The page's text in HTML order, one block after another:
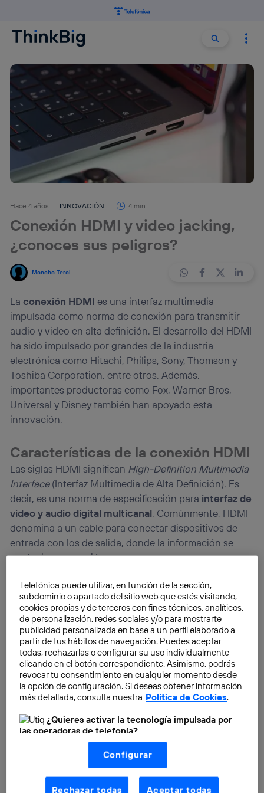
Buscar
Hace 4 años INNOVACIÓN 4 min
Conexión HDMI y video jacking,
¿conoces sus peligros?
Moncho Terol
Laconexión HDMI es una interfaz multimedia
impulsada como norma de conexión para transmitir
audio y video en alta definición. El desarrollo del HDMI
ha sido impulsado por grandes de la industria
electrónica como Hitachi, Philips, Sony, Thomson y
Toshiba Corporation, entre otros. Además,
importantes productoras como Fox, Warner Bros,
Universal y Disney también han apoyado esta
innovación.
Características de la conexión HDMI
Las siglas HDMI significan High-Definition Multimedia
Interface(Interfaz Multimedia de Alta Definición). Es
decir, es una norma de especificación para interfaz de
video y audio digital multicanal. Comúnmente, HDMI
denomina a un cable para conectar dispositivos de
entrada con los de salida, donde la información se
envía sin compresión.
Telefónica puede utilizar, en función de la sección,
subdominio o apartado del sitio web que estés visitando,
cookies propias y de terceros con fines técnicos, analíticos,
de personalización, redes sociales y/o para mostrarte
publicidad personalizada en base a un perfil elaborado a
partir de tus hábitos de navegación. Puedes aceptar
todas, rechazarlas o configurar su uso individualmente
clicando en el botón correspondiente. Asimismo, podrás
revocar tu consentimiento en cualquier momento desde
la opción de configuración. Si deseas obtener información
más detallada, consulta nuestra Política de Cookies.
¿Quieres activar la tecnología impulsada por
las operadoras de telefonía?
Nosotros, Telefónica S.A., utilizamos la tecnología Utiq para
realizar nuestras acciones de marketing digital o análisis
(como se describe en este aviso de consentimiento)
basadas en tu navegación en nuestra(s) web(s)
aquí (solo cuando utilizas una conexión a
Configurar
Rechazar todas Aceptar todas